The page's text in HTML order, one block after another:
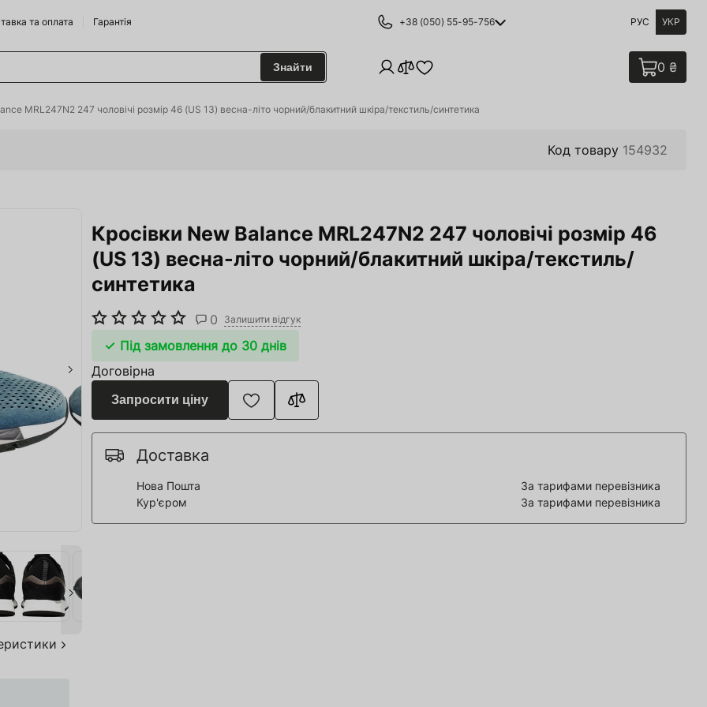
та оплата Гарантія +38 (050) 55-95-756 РУС УКР
Сидрариї
для Пивоварні
та спорт
Знайти 0 ₴
MRL247N2 247 чоловічі розмір 46 (US 13) весна-літо чорний/блакитний шкіра/текстиль/синтетика
Код товару 154932
Кросівки New Balance MRL247N2 247 чоловічі розмір 46
(US 13) весна-літо чорний/блакитний шкіра/текстиль/
синтетика
0 Залишити відгук
Під замовлення до 30 днів
Договірна
Запросити ціну
Доставка
Нова Пошта
За тарифами перевізника
Кур'єром
За тарифами перевізника